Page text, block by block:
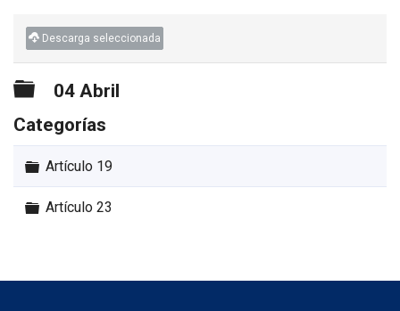
Descarga seleccionada
Carpeta
04 Abril
Categorías
Carpeta
Artículo 19
Carpeta
Artículo 23